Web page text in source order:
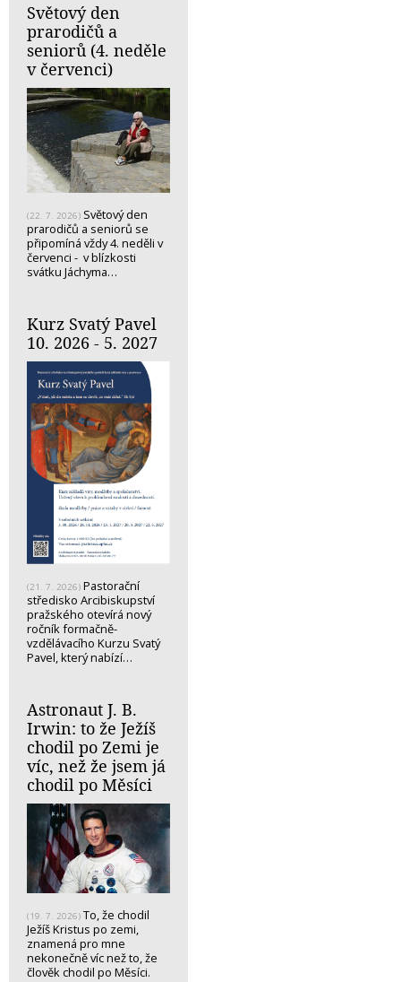
Světový den
prarodičů a
seniorů (4. neděle
v červenci)
(22. 7. 2026) Světový den
prarodičů a seniorů se
připomíná vždy 4. neděli v
červenci - v blízkosti
svátku Jáchyma…
Kurz Svatý Pavel
10. 2026 - 5. 2027
(21. 7. 2026) Pastorační
středisko Arcibiskupství
pražského otevírá nový
ročník formačně-
vzdělávacího Kurzu Svatý
Pavel, který nabízí…
Astronaut J. B.
Irwin: to že Ježíš
chodil po Zemi je
víc, než že jsem já
chodil po Měsíci
(19. 7. 2026) To, že chodil
Ježíš Kristus po zemi,
znamená pro mne
nekonečně víc než to, že
člověk chodil po Měsíci.